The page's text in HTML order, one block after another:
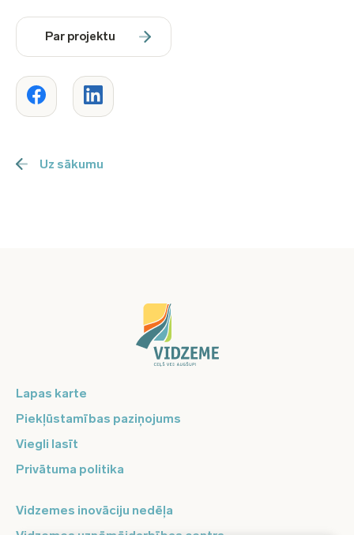
Par projektu
Uz sākumu
Lapas karte
Piekļūstamības paziņojums
Viegli lasīt
Privātuma politika
Vidzemes inovāciju nedēļa